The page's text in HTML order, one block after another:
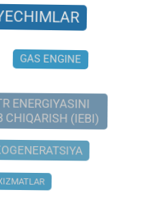
GAS ENGINE
ENERGIYASINI
CHIQARISH (IEBI)